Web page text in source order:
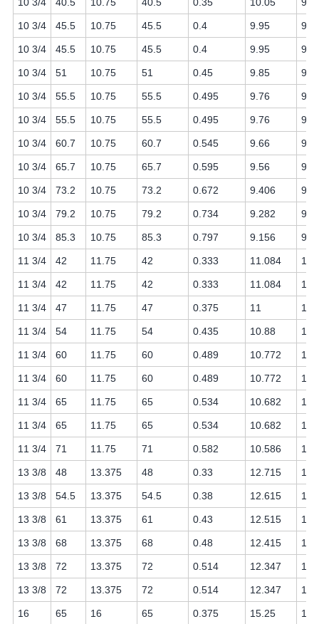
10 3/4 45.5 10.75 45.5 0.4 9.95
10 3/4 45.5 10.75 45.5 0.4 9.95
10 3/4 51 10.75 51 0.45 9.85
10 3/4 55.5 10.75 55.5 0.495 9.76
10 3/4 55.5 10.75 55.5 0.495 9.76
10 3/4 60.7 10.75 60.7 0.545 9.66
10 3/4 65.7 10.75 65.7 0.595 9.56
10 3/4 73.2 10.75 73.2 0.672 9.406
10 3/4 79.2 10.75 79.2 0.734 9.282
10 3/4 85.3 10.75 85.3 0.797 9.156 9
11 3/4 42 11.75 42 0.333 11.084 11
11 3/4 42 11.75 42 0.333 11.084
11 3/4 47 11.75 47 0.375 11
11 3/4 54 11.75 54 0.435 10.88
11 3/4 60 11.75 60 0.489 10.772
11 3/4 60 11.75 60 0.489 10.772
11 3/4 65 11.75 65 0.534 10.682
11 3/4 65 11.75 65 0.534 10.682
11 3/4 71 11.75 71 0.582 10.586
13 3/8 48 13.375 48 0.33 12.715
13 3/8 54.5 13.375 54.5 0.38 12.615
13 3/8 61 13.375 61 0.43 12.515
13 3/8 68 13.375 68 0.48 12.415
13 3/8 72 13.375 72 0.514 12.347
13 3/8 72 13.375 72 0.514 12.347
16 65 16 65 0.375 15.25